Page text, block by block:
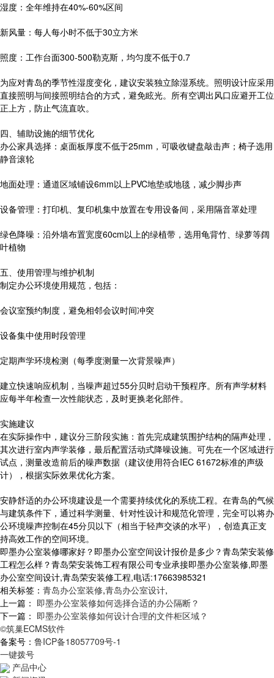
湿度：全年维持在40%-60%区间
新风量：每人每小时不低于30立方米
照度：工作台面300-500勒克斯，均匀度不低于0.7
为应对青岛的季节性湿度变化，建议安装独立除湿系统。照明设计应采用
直接照明与间接照明结合的方式，避免眩光。所有空调出风口应避开工位
正上方，防止气流直吹。
四、辅助设施的细节优化
办公家具选择：桌面板厚度不低于25mm，可吸收键盘敲击声；椅子选用
静音滚轮
地面处理：通道区域铺设6mm以上PVC地垫或地毯，减少脚步声
设备管理：打印机、复印机集中放置在专用设备间，采用隔音罩处理
绿色降噪：沿外墙布置宽度60cm以上的绿植带，选用龟背竹、绿萝等阔
叶植物
五、使用管理与维护机制
制定办公环境使用规范，包括：
会议室预约制度，避免相邻会议时间冲突
设备集中使用时段管理
定期声学环境检测（每季度测量一次背景噪声）
建立快速响应机制，当噪声超过55分贝时启动干预程序。所有声学材料
应每半年检查一次性能状态，及时更换老化部件。
实施建议
在实际操作中，建议分三阶段实施：首先完成建筑围护结构的隔声处理，
其次进行室内声学装修，最后配置活动式降噪设施。可先在一个区域进行
试点，测量改造前后的噪声数据（建议使用符合IEC 61672标准的声级
计），根据实际效果优化方案。
安静舒适的办公环境建设是一个需要持续优化的系统工程。在青岛的气候
与建筑条件下，通过科学测量、针对性设计和规范化管理，完全可以将办
公环境噪声控制在45分贝以下（相当于轻声交谈的水平），创造真正支
持高效工作的空间环境。
即墨办公室装修哪家好？即墨办公室空间设计报价是多少？青岛荣安装修
工程怎么样？青岛荣安装饰工程有限公司专业承接即墨办公室装修,即墨
办公室空间设计,青岛荣安装修工程,电话:17663985321
相关标签： 青岛办公室装修,青岛办公室设计,
上一篇： 即墨办公室装修如何选择合适的办公隔断？
下一篇： 即墨办公室装修如何设计合理的文件柜区域？
©筑巢ECMS软件
备案号： 鲁ICP备18057709号-1
一键拨号
产品中心